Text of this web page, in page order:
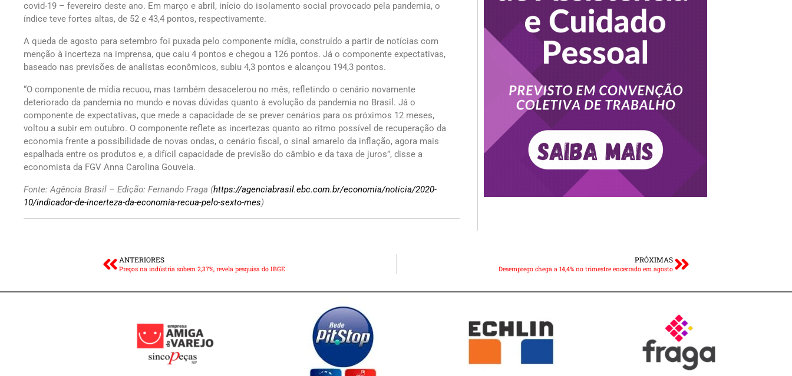
covid-19 – fevereiro deste ano. Em março e abril, início do isolamento social provocado pela pandemia, o
índice teve fortes altas, de 52 e 43,4 pontos, respectivamente.
A queda de agosto para setembro foi puxada pelo componente mídia, construído a partir de notícias com
menção à incerteza na imprensa, que caiu 4 pontos e chegou a 126 pontos. Já o componente expectativas,
baseado nas previsões de analistas econômicos, subiu 4,3 pontos e alcançou 194,3 pontos.
“O componente de mídia recuou, mas também desacelerou no mês, refletindo o cenário novamente
deteriorado da pandemia no mundo e novas dúvidas quanto à evolução da pandemia no Brasil. Já o
componente de expectativas, que mede a capacidade de se prever cenários para os próximos 12 meses,
voltou a subir em outubro. O componente reflete as incertezas quanto ao ritmo possível de recuperação da
economia frente a possibilidade de novas ondas, o cenário fiscal, o sinal amarelo da inflação, agora mais
espalhada entre os produtos e, a difícil capacidade de previsão do câmbio e da taxa de juros”, disse a
economista da FGV Anna Carolina Gouveia.
Fonte: Agência Brasil – Edição: Fernando Fraga (https://agenciabrasil.ebc.com.br/economia/noticia/2020-
10/indicador-de-incerteza-da-economia-recua-pelo-sexto-mes)
ANTERIORES
Preços na indústria sobem 2,37%, revela pesquisa do IBGE
PRÓXIMAS
Desemprego chega a 14,4% no trimestre encerrado em agosto